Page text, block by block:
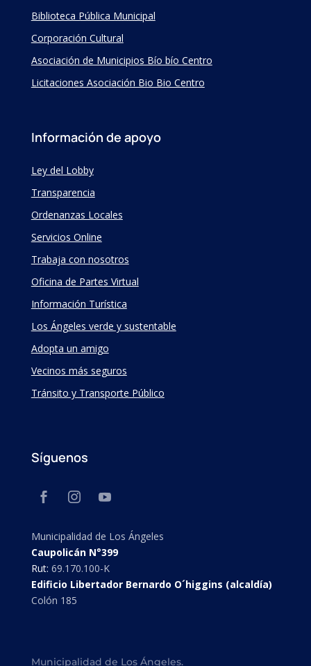
Biblioteca Pública Municipal
Corporación Cultural
Asociación de Municipios Bío bío Centro
Licitaciones Asociación Bio Bio Centro
Información de apoyo
Ley del Lobby
Transparencia
Ordenanzas Locales
Servicios Online
Trabaja con nosotros
Oficina de Partes Virtual
Información Turística
Los Ángeles verde y sustentable
Adopta un amigo
Vecinos más seguros
Tránsito y Transporte Público
Síguenos
Municipalidad de Los Ángeles
Caupolicán N°399
Rut: 69.170.100-K
Edificio Libertador Bernardo O´higgins (alcaldía)
Colón 185
Municipalidad de Los Ángeles.